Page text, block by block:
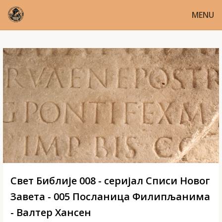
MENU
Свет Библије 008 - серијал Списи Новог
Завета - 005 Посланица Филипљанима
- Валтер Хансен